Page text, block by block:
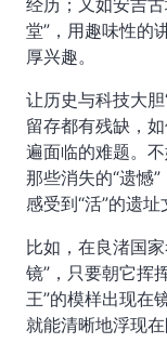
经历；又如安吉
堂”，用趣味性的
厚兴趣。
让历史与科技大
留存都有残缺，
遍面临的难题。
那些消失的“遗憾
感受到“活”的遗址
比如，在良渚国
镜”，只要朝它挥
王”的模样出现在
就能清晰地浮现